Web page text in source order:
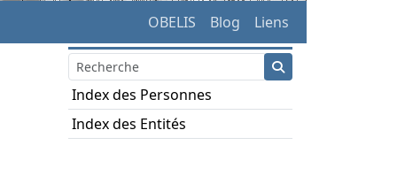
OBELIS Blog Liens
Index des Personnes
Index des Entités